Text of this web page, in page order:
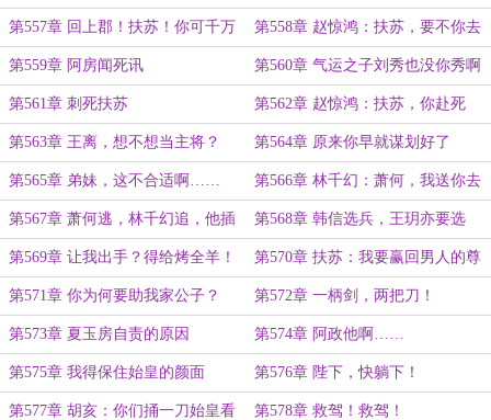
第557章 回上郡！扶苏！你可千万
别死！
第558章 赵惊鸿：扶苏，要不你去
死吧！
第559章 阿房闻死讯 第560章 气运之子刘秀也没你秀啊
第561章 刺死扶苏 第562章 赵惊鸿：扶苏，你赴死
吧！扶苏：大哥，我不想死啊！
第563章 王离，想不想当主将？ 第564章 原来你早就谋划好了
第565章 弟妹，这不合适啊…… 第566章 林千幻：萧何，我送你去
见赵惊鸿！
第567章 萧何逃，林千幻追，他插
翅难飞
第568章 韩信选兵，王玥亦要选
第569章 让我出手？得给烤全羊！ 第570章 扶苏：我要赢回男人的尊
严！
第571章 你为何要助我家公子？ 第572章 一柄剑，两把刀！
第573章 夏玉房自责的原因 第574章 阿政他啊……
第575章 我得保住始皇的颜面 第576章 陛下，快躺下！
第577章 胡亥：你们捅一刀始皇看 第578章 救驾！救驾！